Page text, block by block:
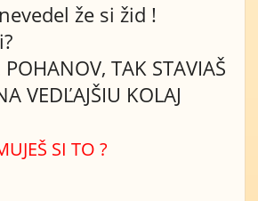
že si žid !
TAK STAVIAŠ
VEDĽAJŠIU KOLAJ
SI TO ?